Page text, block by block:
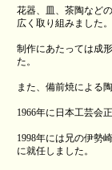
花器、皿、茶陶など
広く取り組みました。
制作にあたっては成
た。
また、備前焼による
1966年に日本工芸会
1998年には兄の伊勢
に就任しました。